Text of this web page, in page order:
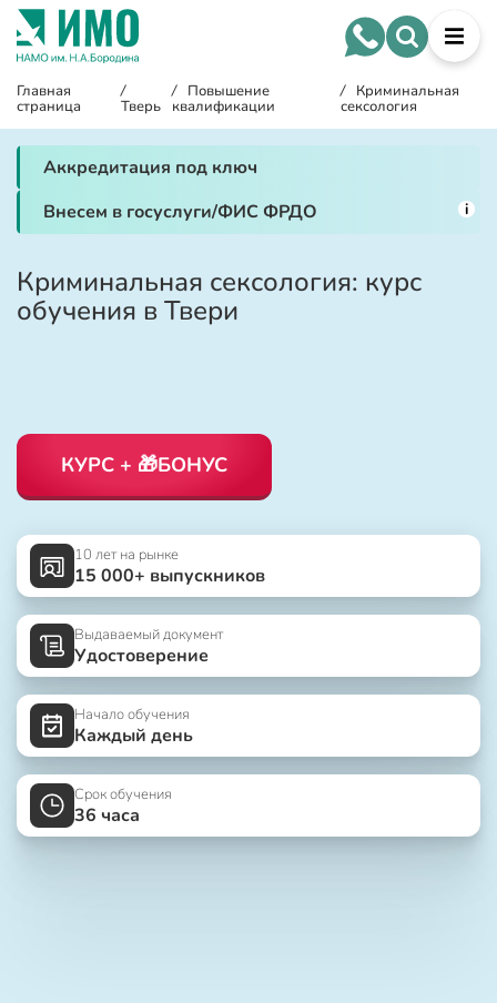
Главная
страница
/
Тверь
/ Повышение
квалификации
/ Криминальная
сексология
Аккредитация под ключ
Внесем в госуслуги/ФИС ФРДО
i
Криминальная сексология: курс
обучения в Твери
КУРС + 🎁БОНУС
10 лет на рынке
15 000+ выпускников
Выдаваемый документ
Удостоверение
Начало обучения
Каждый день
Срок обучения
36 часа